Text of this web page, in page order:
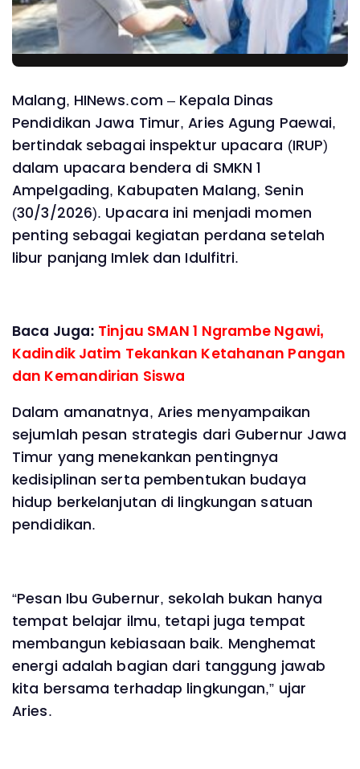
Malang, HINews.com – Kepala Dinas
Pendidikan Jawa Timur, Aries Agung Paewai,
bertindak sebagai inspektur upacara (IRUP)
dalam upacara bendera di SMKN 1
Ampelgading, Kabupaten Malang, Senin
(30/3/2026). Upacara ini menjadi momen
penting sebagai kegiatan perdana setelah
libur panjang Imlek dan Idulfitri.
Baca Juga: Tinjau SMAN 1 Ngrambe Ngawi,
Kadindik Jatim Tekankan Ketahanan Pangan
dan Kemandirian Siswa
Dalam amanatnya, Aries menyampaikan
sejumlah pesan strategis dari Gubernur Jawa
Timur yang menekankan pentingnya
kedisiplinan serta pembentukan budaya
hidup berkelanjutan di lingkungan satuan
pendidikan.
“Pesan Ibu Gubernur, sekolah bukan hanya
tempat belajar ilmu, tetapi juga tempat
membangun kebiasaan baik. Menghemat
energi adalah bagian dari tanggung jawab
kita bersama terhadap lingkungan,” ujar
Aries.